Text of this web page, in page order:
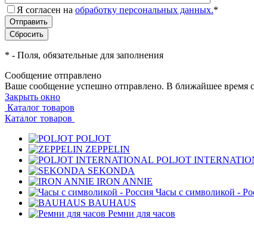
Я согласен на обработку персональных данных.*
* - Поля, обязательные для заполнения
Сообщение отправлено
Ваше сообщение успешно отправлено. В ближайшее время
Закрыть окно
Каталог товаров
Каталог товаров
POLJOT
ZEPPELIN
POLJOT
SEKONDA
IRON ANNIE
Часы с символикой -
BAUHAUS
Ремни для часов